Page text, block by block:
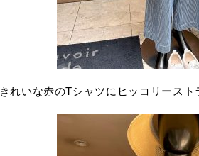
きれいな赤のTシャツにヒッコリース